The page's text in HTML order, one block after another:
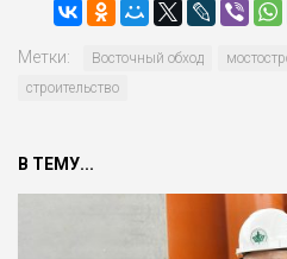
Метки: Восточный обход
строительство
В ТЕМУ...